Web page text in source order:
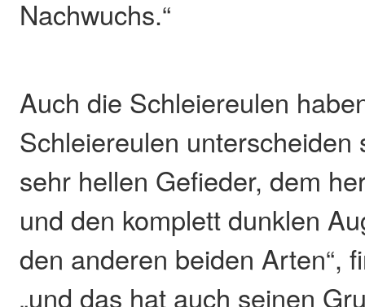
Nachwuchs.“
Auch die Schleiereulen
Schleiereulen unterscheiden
sehr hellen Gefieder, dem
und den komplett dunklen
den anderen beiden Arten“,
„und das hat auch seinen